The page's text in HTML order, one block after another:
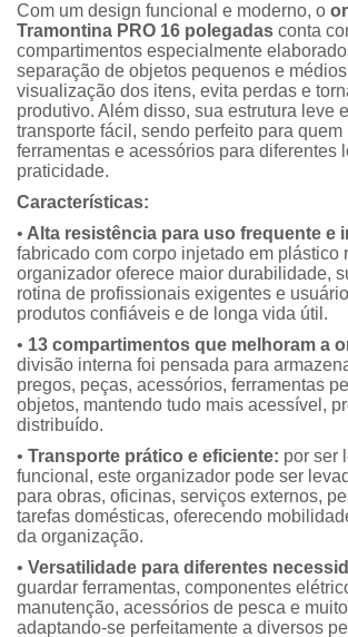
Com um design funcional e moderno, o
Tramontina PRO 16 polegadas conta
compartimentos especialmente
separação de objetos pequenos e
visualização dos itens, evita perdas e
produtivo. Além disso, sua estrutura leve
transporte fácil, sendo perfeito para
ferramentas e acessórios para diferentes
praticidade.
Características:
• Alta resistência para uso frequente e
fabricado com corpo injetado em plástico
organizador oferece maior durabilidade,
rotina de profissionais exigentes e
produtos confiáveis e de longa vida útil.
• 13 compartimentos que melhoram a
divisão interna foi pensada para
pregos, peças, acessórios, ferramentas
objetos, mantendo tudo mais acessível,
distribuído.
• Transporte prático e eficiente: por ser
funcional, este organizador pode ser
para obras, oficinas, serviços externos,
tarefas domésticas, oferecendo
da organização.
• Versatilidade para diferentes
guardar ferramentas, componentes
manutenção, acessórios de pesca e
adaptando-se perfeitamente a diversos